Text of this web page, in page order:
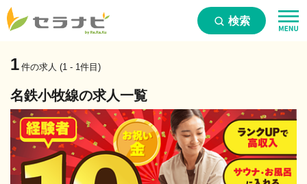
検索
1 件の求人 (1 - 1件目)
名鉄小牧線の求人一覧